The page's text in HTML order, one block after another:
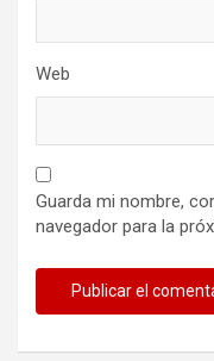
Web
Guarda mi nombre,
navegador para la